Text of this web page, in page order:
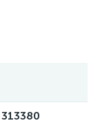
313380